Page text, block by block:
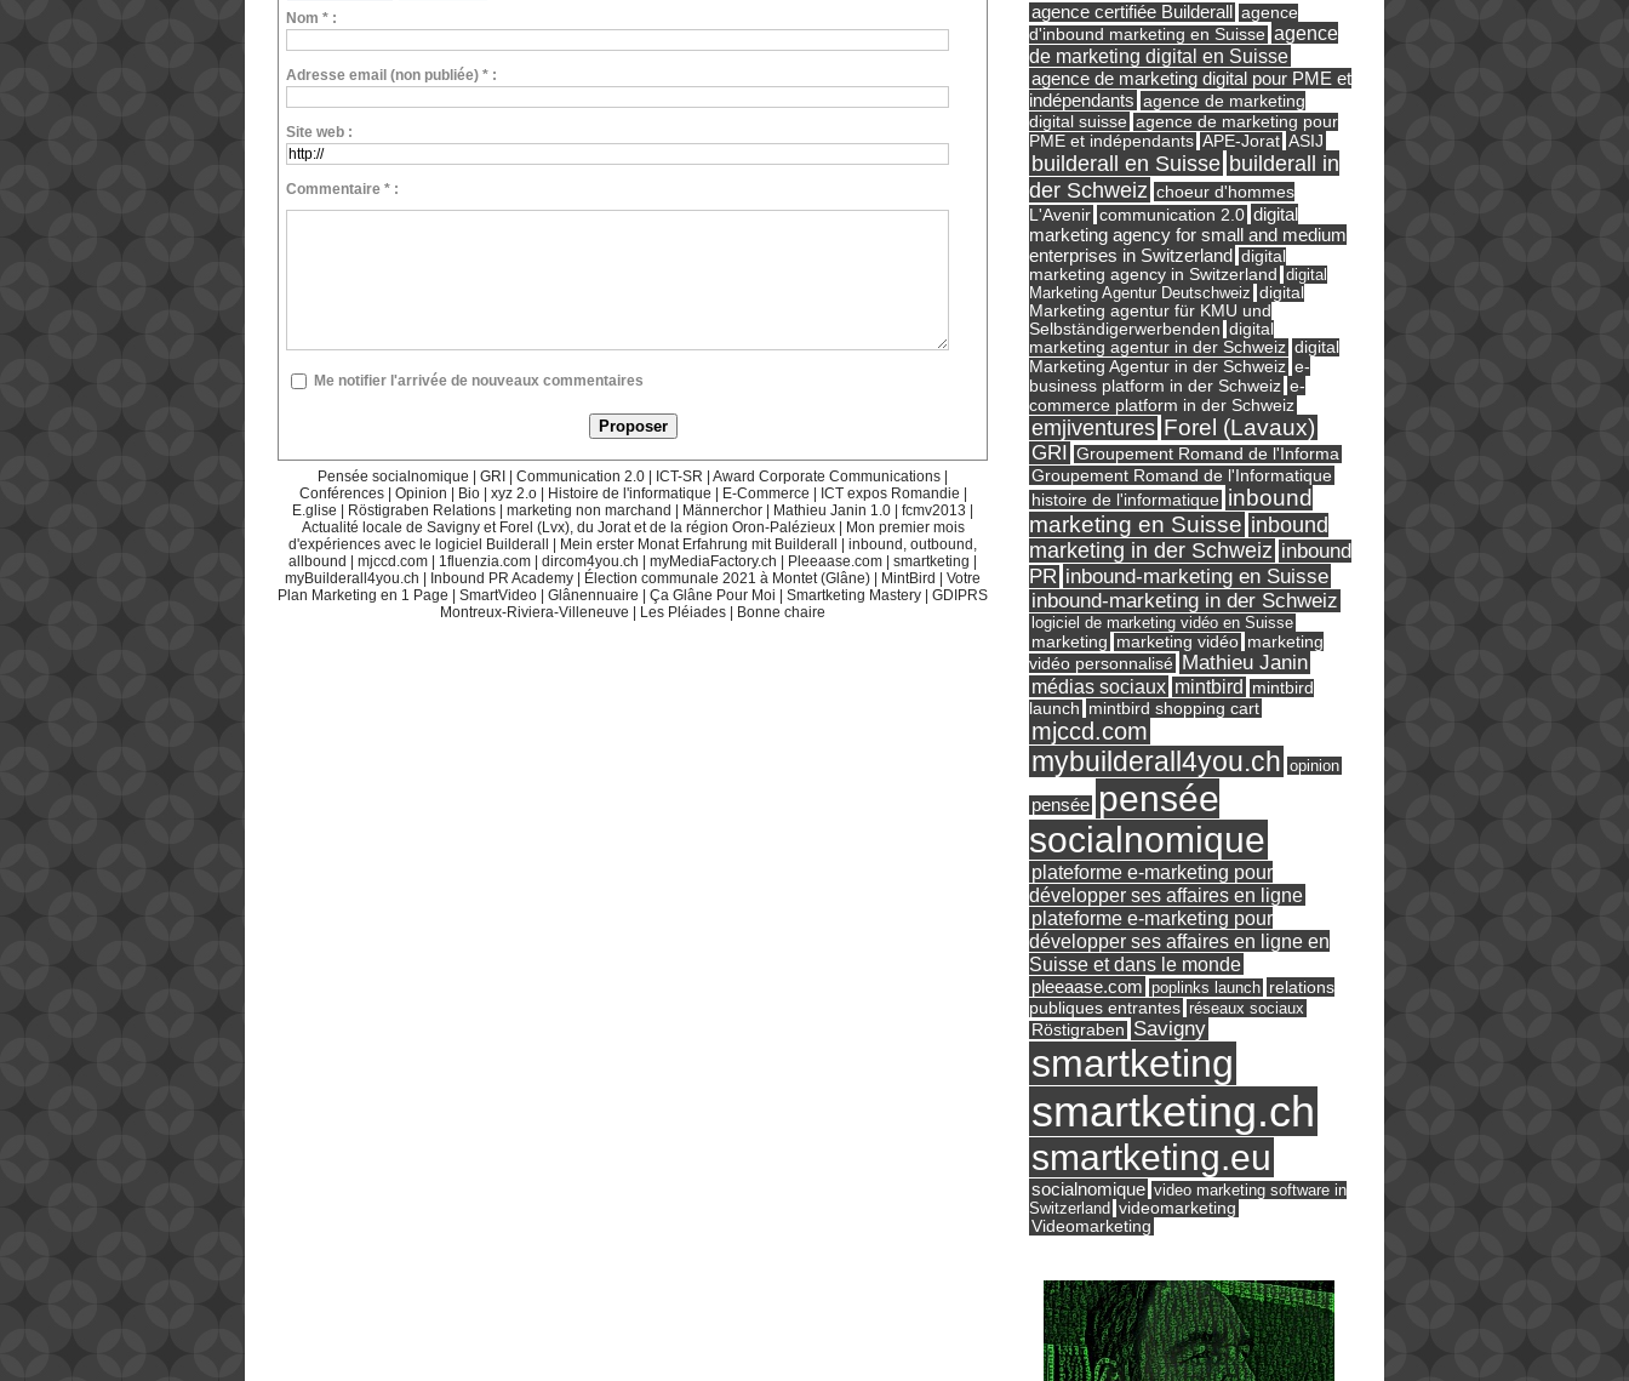
Nom * :
Adresse email (non publiée) * :
Site web :
Commentaire * :
Me notifier l'arrivée de nouveaux commentaires
Pensée socialnomique GRI Communication 2.0 ICT-SR Award Corporate Communications
Conférences
Opinion Bio xyz 2.o Histoire de l'informatique E-Commerce ICT expos Romandie
E.glise
Röstigraben Relations marketing non marchand Männerchor Mathieu Janin 1.0 fcmv2013
Actualité locale de Savigny et Forel (Lvx), du Jorat et de la région Oron-Palézieux
Mon premier mois
d'expériences avec le logiciel Builderall
Mein erster Monat Erfahrung mit Builderall
inbound, outbound,
allbound
mjccd.com 1fluenzia.com dircom4you.ch myMediaFactory.ch Pleeaase.com smartketing
myBuilderall4you.ch
Inbound PR Academy Élection communale 2021 à Montet (Glâne) MintBird
Votre
Plan Marketing en 1 Page
SmartVideo Glânennuaire Ça Glâne Pour Moi Smartketing Mastery
GDIPRS
Montreux-Riviera-Villeneuve
Les Pléiades Bonne chaire
agence certifiée Builderall
agence
d'inbound marketing en Suisse agence
de marketing digital en Suisse
agence de marketing digital pour PME et
indépendants agence de marketing
digital suisse agence de marketing pour
PME et indépendants APE-Jorat ASIJ
builderall en Suisse builderall in
der Schweiz choeur d'hommes
L'Avenir communication 2.0 digital
marketing agency for small and medium
enterprises in Switzerland digital
marketing agency in Switzerland digital
Marketing Agentur Deutschweiz digital
Marketing agentur für KMU und
Selbständigerwerbenden digital
marketing agentur in der Schweiz digital
Marketing Agentur in der Schweiz e-
business platform in der Schweiz e-
commerce platform in der Schweiz
emjiventures Forel (Lavaux)
GRI Groupement Romand de l'Informa
Groupement Romand de l'Informatique
histoire de l'informatique inbound
marketing en Suisse inbound
marketing in der Schweiz inbound
PR inbound-marketing en Suisse
inbound-marketing in der Schweiz
logiciel de marketing vidéo en Suisse
marketing marketing vidéo marketing
vidéo personnalisé Mathieu Janin
médias sociaux mintbird
mintbird
launch mintbird shopping cart
mjccd.com
mybuilderall4you.ch opinion
pensée pensée
socialnomique
plateforme e-marketing pour
développer ses affaires en ligne
plateforme e-marketing pour
développer ses affaires en ligne en
Suisse et dans le monde
pleeaase.com poplinks launch relations
publiques entrantes réseaux sociaux
Röstigraben Savigny
smartketing
smartketing.ch
smartketing.eu
socialnomique video marketing software in
Switzerland videomarketing
Videomarketing